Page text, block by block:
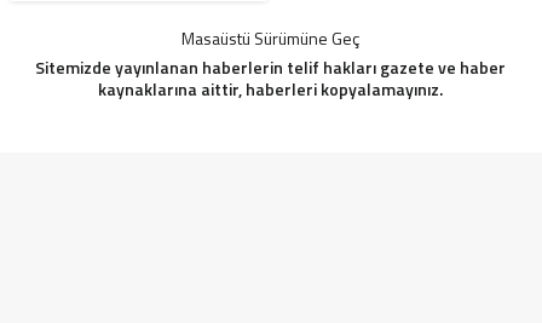
Masaüstü Sürümüne Geç
Sitemizde yayınlanan haberlerin telif hakları gazete ve haber
kaynaklarına aittir, haberleri kopyalamayınız.